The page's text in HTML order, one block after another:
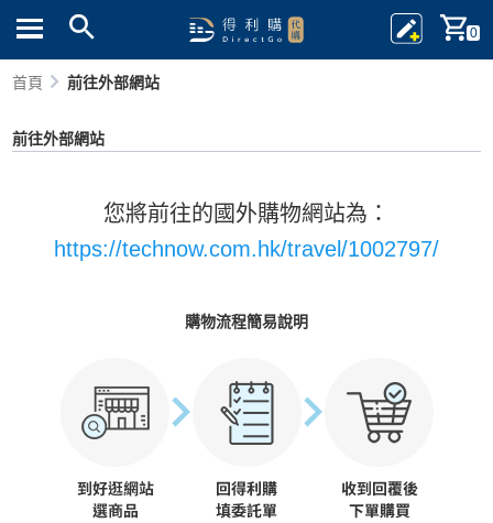
0
首頁 前往外部網站
前往外部網站
您將前往的國外購物網站為：
https://technow.com.hk/travel/1002797/
購物流程簡易說明